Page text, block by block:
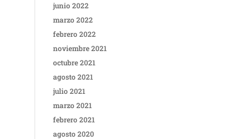
junio 2022
marzo 2022
febrero 2022
noviembre 2021
octubre 2021
agosto 2021
julio 2021
marzo 2021
febrero 2021
agosto 2020